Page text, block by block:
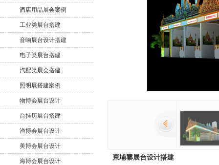
酒店用品展会案例
工业类展台搭建
音响展台设计搭建
电子类展台搭建
汽配类展会搭建
照明展搭建案例
物博会展台设计
台挂历展台搭建
渔博会展台设计
美博会展台设计
海博会展台设计 柬埔寨展台设计搭建